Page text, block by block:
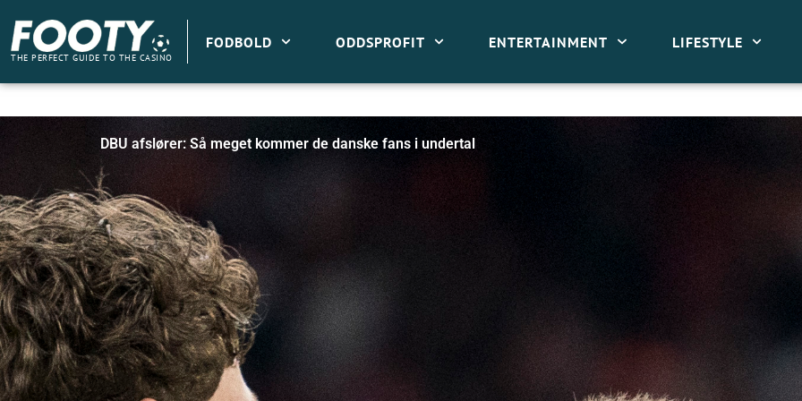
indholdet
THE PERFECT GUIDE TO THE CASINO
FODBOLD ODDSPROFIT ENTERTAINMENT LIFESTYLE
DBU afslører: Så meget kommer de danske fans i undertal